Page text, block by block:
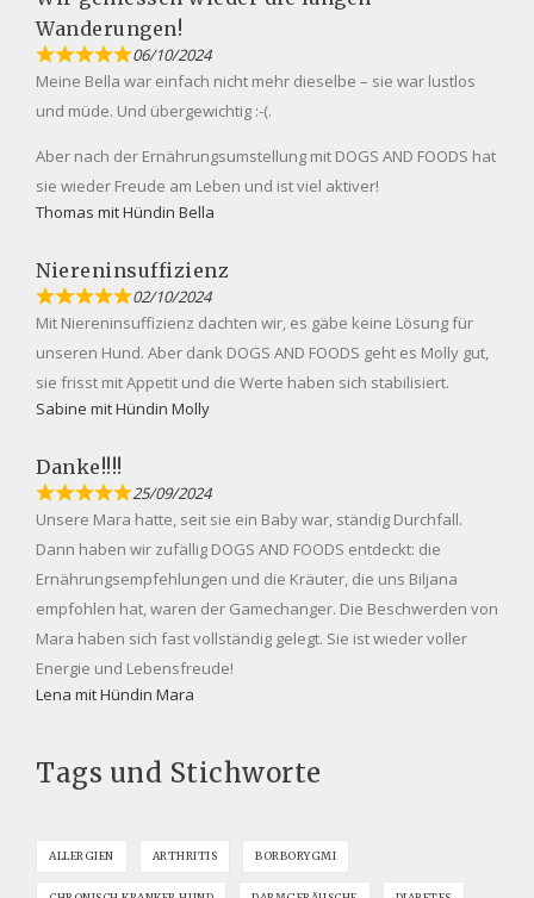
Wanderungen!
06/10/2024
Meine Bella war einfach nicht mehr dieselbe – sie war lustlos
und müde. Und übergewichtig :-(.
Aber nach der Ernährungsumstellung mit DOGS AND FOODS hat
sie wieder Freude am Leben und ist viel aktiver!
Thomas mit Hündin Bella
Niereninsuffizienz
02/10/2024
Mit Niereninsuffizienz dachten wir, es gäbe keine Lösung für
unseren Hund. Aber dank DOGS AND FOODS geht es Molly gut,
sie frisst mit Appetit und die Werte haben sich stabilisiert.
Sabine mit Hündin Molly
Danke!!!!
25/09/2024
Unsere Mara hatte, seit sie ein Baby war, ständig Durchfall.
Dann haben wir zufällig DOGS AND FOODS entdeckt: die
Ernährungsempfehlungen und die Kräuter, die uns Biljana
empfohlen hat, waren der Gamechanger. Die Beschwerden von
Mara haben sich fast vollständig gelegt. Sie ist wieder voller
Energie und Lebensfreude!
Lena mit Hündin Mara
Tags und Stichworte
ALLERGIEN ARTHRITIS BORBORYGMI